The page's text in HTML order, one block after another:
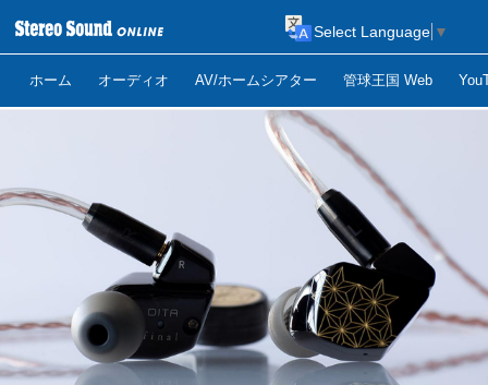
ホーム オーディオ AV/ホームシアター 管球王国 Web
Select Language ▼